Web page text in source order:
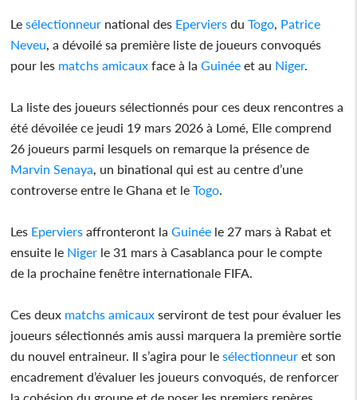
Le sélectionneur national des Eperviers duTogo, Patrice
Neveu, a dévoilé sa première liste de joueurs convoqués
pour les matchs amicaux face à la Guinée et au Niger.
La liste des joueurs sélectionnés pour ces deux rencontres a
été dévoilée ce jeudi 19 mars 2026 à Lomé, Elle comprend
26 joueurs parmi lesquels on remarque la présence de
Marvin Senaya, un binational qui est au centre d’une
controverse entre le Ghana et leTogo.
Les Eperviers affronteront la Guinée le 27 mars à Rabat et
ensuite le Niger le 31 mars à Casablanca pour le compte
de la prochaine fenêtre internationale FIFA.
Ces deux matchs amicaux serviront de test pour évaluer les
joueurs sélectionnés amis aussi marquera la première sortie
du nouvel entraineur. Il s’agira pour le sélectionneur et son
encadrement d’évaluer les joueurs convoqués, de renforcer